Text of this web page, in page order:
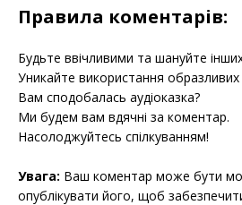
Правила коментарів:
Будьте ввічливими та шануйте
Уникайте використання образливих
Вам сподобалась аудіоказка?
Ми будем вам вдячні за коментар.
Насолоджуйтесь спілкуванням!
Увага: Ваш коментар може бути
опублікувати його, щоб